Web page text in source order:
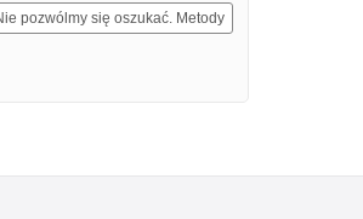
pozwólmy się oszukać. Metody